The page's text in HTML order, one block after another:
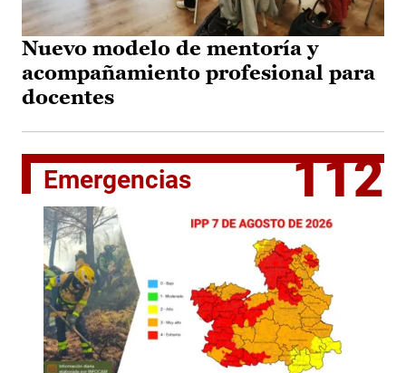
Nuevo modelo de mentoría y
acompañamiento profesional para
docentes
Emergencias 112